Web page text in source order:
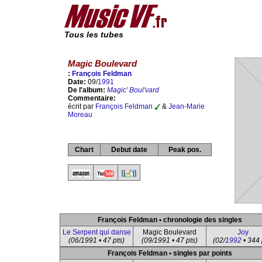
Tous les tubes
Magic Boulevard
: François Feldman
Date: 09/1991
De l'album: Magic' Boul'vard
Commentaire:
écrit par François Feldman & Jean-Marie
Moreau
Chart Debut date Peak pos.
François Feldman • chronologie des singles
Le Serpent qui danse
(06/1991 • 47 pts)
Magic Boulevard
(09/1991 • 47 pts)
Joy
(02/1992• 344
François Feldman • singles par points